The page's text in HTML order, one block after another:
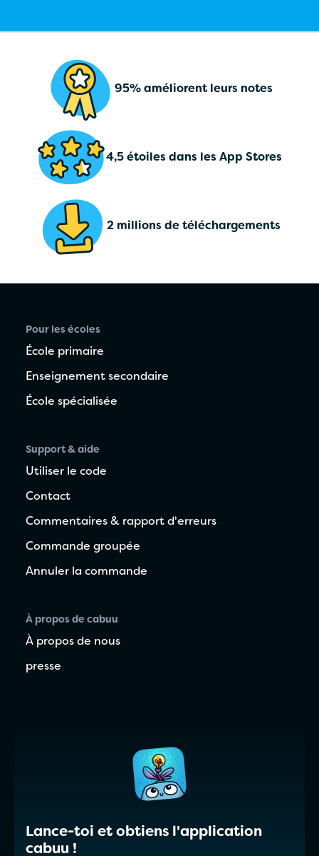
95% améliorent leurs notes
4,5 étoiles dans les App Stores
2 millions de téléchargements
Pour les écoles
École primaire
Enseignement secondaire
École spécialisée
Support & aide
Utiliser le code
Contact
Commentaires & rapport d'erreurs
Commande groupée
Annuler la commande
À propos de cabuu
À propos de nous
presse
Lance-toi et obtiens l'application
cabuu !